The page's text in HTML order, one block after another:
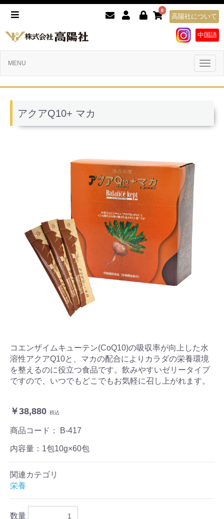
0
高陽社について
中国語
MENU
アクアQ10+ マカ
コエンザイムキューテン(CoQ10)の吸収率が向上した水
溶性アクアQ10と、マカの配合によりカラダの栄養環境
を整えるのに役立つ食品です。飲みやすいゼリータイプ
ですので、いつでもどこでもお気軽に召し上がれます。
￥38,880 税込
商品コード： B-417
内容量：1包10g×60包
関連カテゴリ
栄養
数量